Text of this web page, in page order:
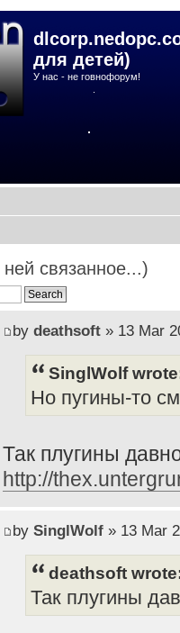
для детей)
У нас - не говнофорум!
связанное...)
by deathsoft» 13 Mar
SinglWolf
Но пугины-то
Так плугины
http://
by SinglWolf» 13 Mar
deathsoft
Так плугины